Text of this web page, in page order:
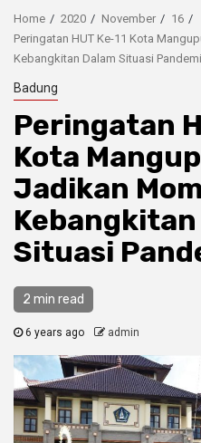
Home 2020 November
16
Peringatan HUT Ke-11 Kota
Kebangkitan Dalam Situasi
Badung
Peringatan
Kota
Jadikan
Kebangkitan
Situasi
2 min read
6 years ago admin